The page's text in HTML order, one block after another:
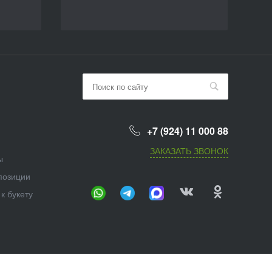
букету
+7 (924) 11 000 88
ЗАКАЗАТЬ ЗВОНОК